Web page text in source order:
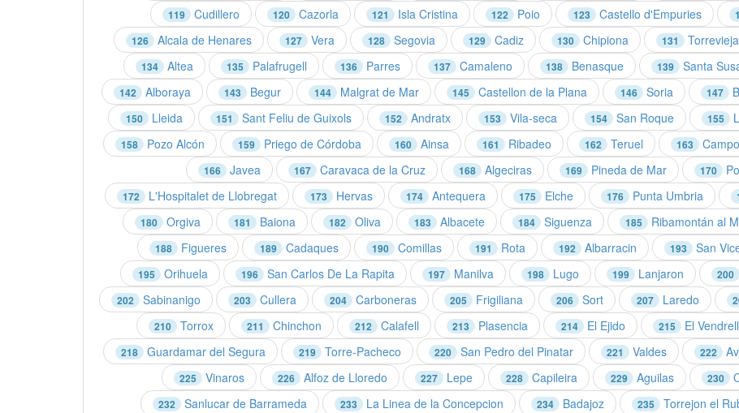
119 Cudillero 120 Cazorla 121 Isla Cristina 122 Poio 123 Castello d'Empuries
126 Alcala de Henares 127 Vera 128 Segovia 129 Cadiz 130 Chipiona 131 Torrevieja
134 Altea 135 Palafrugell 136 Parres 137 Camaleno 138 Benasque 139 Santa
142 Alboraya 143 Begur 144 Malgrat de Mar 145 Castellon de la Plana 146 Soria 147
150 Lleida 151 Sant Feliu de Guixols 152 Andratx 153 Vila-seca 154 San Roque 155
158 Pozo Alcón 159 Priego de Córdoba 160 Ainsa 161 Ribadeo 162 Teruel 163
166 Javea 167 Caravaca de la Cruz 168 Algeciras 169 Pineda de Mar 170
172 L'Hospitalet de Llobregat 173 Hervas 174 Antequera 175 Elche 176 Punta Umbria
180 Orgiva 181 Baiona 182 Oliva 183 Albacete 184 Siguenza 185 Ribamontán al
188 Figueres 189 Cadaques 190 Comillas 191 Rota 192 Albarracin 193 San
195 Orihuela 196 San Carlos De La Rapita 197 Manilva 198 Lugo 199 Lanjaron 200
202 Sabinanigo 203 Cullera 204 Carboneras 205 Frigiliana 206 Sort 207 Laredo
210 Torrox 211 Chinchon 212 Calafell 213 Plasencia 214 El Ejido 215 El Vendrell
218 Guardamar del Segura 219 Torre-Pacheco 220 San Pedro del Pinatar 221 Valdes 222
225 Vinaros 226 Alfoz de Lloredo 227 Lepe 228 Capileira 229 Aguilas 230
232 Sanlucar de Barrameda 233 La Linea de la Concepcion 234 Badajoz 235 Torrejon el